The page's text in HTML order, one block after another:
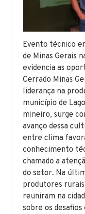
Evento técnico
de Minas Gerais
evidencia as
Cerrado Minas
liderança na
município de
mineiro, surge
avanço dessa
entre clima
conhecimento
chamado a
do setor. Na
produtores rurais
reuniram na
sobre os desafios